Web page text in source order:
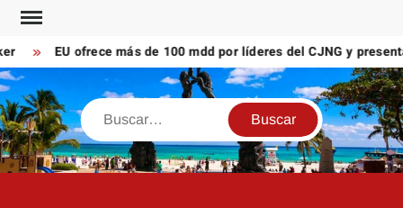
Saltar
contenidoEU ofrece más de 100 mdd por líderes del CJNG y presenta
Buscar